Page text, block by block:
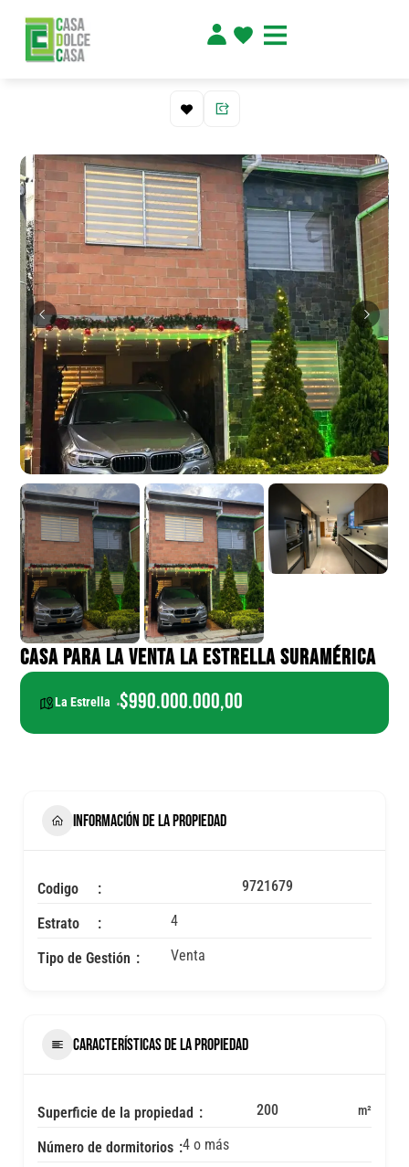
CASA PARA LA VENTA LA ESTRELLA SURAMÉRICA
La Estrella $990.000.000,00
INFORMACIÓN DE LA PROPIEDAD
Codigo 9721679
Estrato 4
Tipo de Gestión Venta
CARACTERÍSTICAS DE LA PROPIEDAD
Superficie de la propiedad 200 m²
Número de dormitorios 4 o más